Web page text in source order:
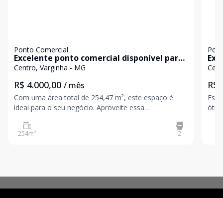
Ponto Comercial
Excelente ponto comercial disponível para
aluguel no Centro de Varginha!
Centro, Varginha - MG
R$ 4.000,00 / mês
Com uma área total de 254,47 m², este espaço é
ideal para o seu negócio. Aproveite essa
privilegiada e potencializar suas vendas. Entre em
contato e agende sua visita!
254m² 2
R$